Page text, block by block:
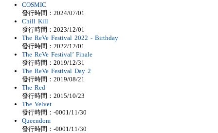
COSMIC
發行時間：2024/07/01
Chill Kill
發行時間：2023/12/01
The ReVe Festival 2022 - Birthday
發行時間：2022/12/01
The ReVe Festival’ Finale
發行時間：2019/12/31
The ReVe Festival Day 2
發行時間：2019/08/21
The Red
發行時間：2015/10/23
The Velvet
發行時間：-0001/11/30
Queendom
發行時間：-0001/11/30